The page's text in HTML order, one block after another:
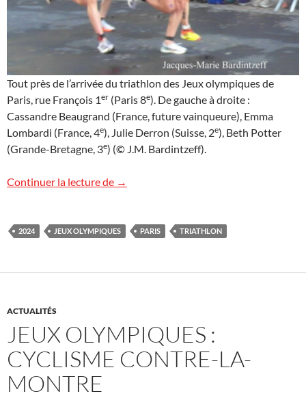
Tout près de l’arrivée du triathlon des Jeux olympiques de
Paris, rue François 1er (Paris 8e). De gauche à droite :
Cassandre Beaugrand (France, future vainqueure), Emma
Lombardi (France, 4e), Julie Derron (Suisse, 2e), Beth Potter
(Grande-Bretagne, 3e) (© J.M. Bardintzeff).
Continuer la lecture de Cassandre Beaugrand championne
→
2024 JEUX OLYMPIQUES PARIS TRIATHLON
ACTUALITÉS
JEUX OLYMPIQUES :
CYCLISME CONTRE-LA-
MONTRE